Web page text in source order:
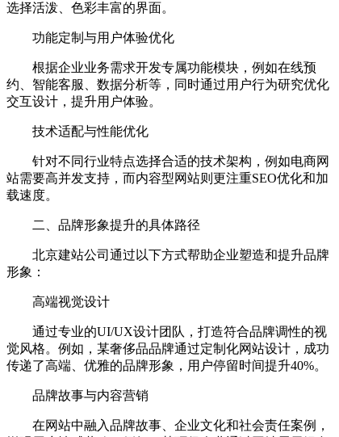
选择活泼、色彩丰富的界面。
功能定制与用户体验优化
根据企业业务需求开发专属功能模块，例如在线预
约、智能客服、数据分析等，同时通过用户行为研究优化
交互设计，提升用户体验。
技术适配与性能优化
针对不同行业特点选择合适的技术架构，例如电商网
站需要高并发支持，而内容型网站则更注重SEO优化和加
载速度。
二、品牌形象提升的具体路径
北京建站公司通过以下方式帮助企业塑造和提升品牌
形象：
高端视觉设计
通过专业的UI/UX设计团队，打造符合品牌调性的视
觉风格。例如，某奢侈品品牌通过定制化网站设计，成功
传递了高端、优雅的品牌形象，用户停留时间提升40%。
品牌故事与内容营销
在网站中融入品牌故事、企业文化和社会责任案例，